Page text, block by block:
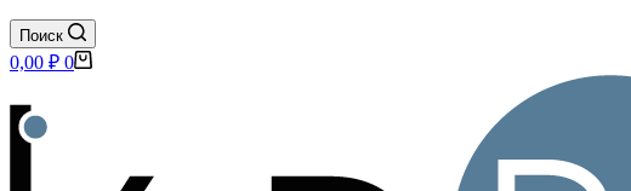
Поиск
Корзина
0,00 ₽ 0